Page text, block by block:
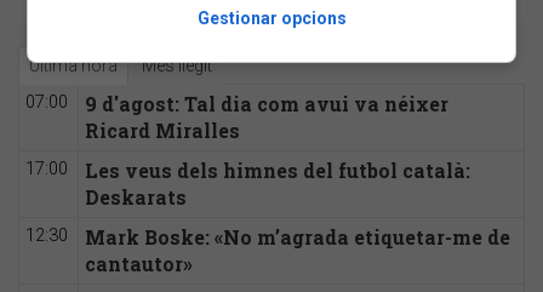
Última hora Més llegit
07:00
9 d'agost: Tal dia com avui va néixer
Ricard Miralles
17:00
Les veus dels himnes del futbol català:
Deskarats
12:30
Mark Boske: «No m’agrada etiquetar-me de
cantautor»
Gestionar opcions